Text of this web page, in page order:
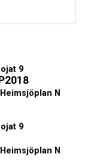
9
N
9
N